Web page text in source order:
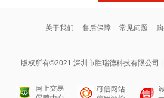
关于我们 售后保障 常见问题
版权所有©2021 深圳市胜瑞德科技有限公司 |